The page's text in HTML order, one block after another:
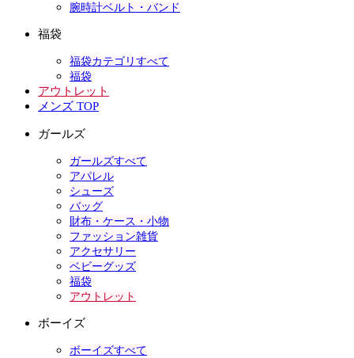
腕時計ベルト・バンド
福袋
福袋カテゴリすべて
福袋
アウトレット
メンズ TOP
ガールズ
ガールズすべて
アパレル
シューズ
バッグ
財布・ケース・小物
ファッション雑貨
アクセサリー
ベビーグッズ
福袋
アウトレット
ボーイズ
ボーイズすべて